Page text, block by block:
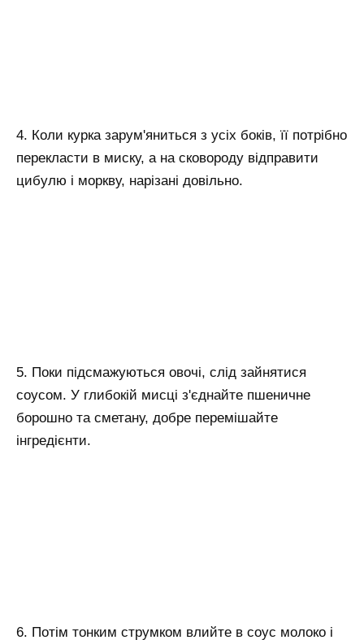
4. Коли курка зарум'яниться з усіх боків, її потрібно
перекласти в миску, а на сковороду відправити
цибулю і моркву, нарізані довільно.
5. Поки підсмажуються овочі, слід зайнятися
соусом. У глибокій мисці з'єднайте пшеничне
борошно та сметану, добре перемішайте
інгредієнти.
6. Потім тонким струмком влийте в соус молоко і